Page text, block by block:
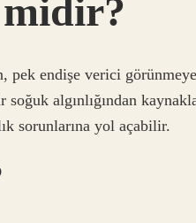
pek endişe verici
algınlığından
sorunlarına yol açabilir.